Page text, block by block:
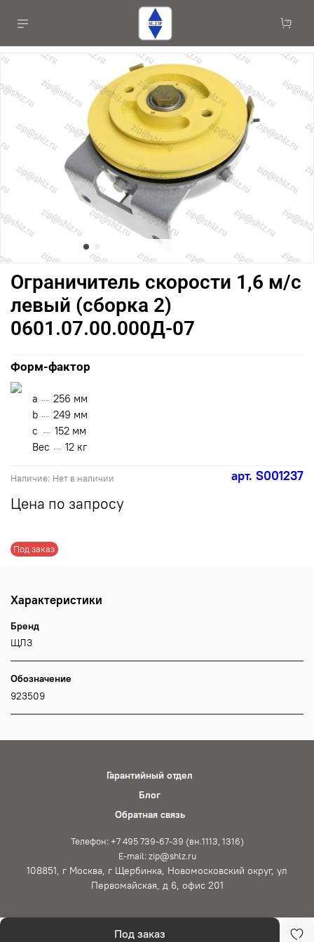
арт. S001237
Наличие: Нет в наличии
Под заказ
Ограничитель скорости 1,6 м/с
левый (сборка 2)
0601.07.00.000Д-07
Цена по запросу
Под заказ
Форм-фактор
a
256 мм
b
249 мм
с
152 мм
Вес
12 кг
Характеристики
Бренд
ЩЛЗ
Обозначение
923509
Гарантийный отдел
Блог
Обратная связь
Телефон: +7 495 739-67-39 (вн.1113, 1316)
E-mail: zip@shlz.ru
108851, г Москва, г Щербинка, Новомосковский округ, ул
Первомайская, д 6, офис 201